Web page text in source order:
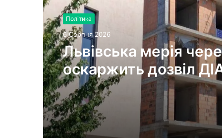
Політика
6 Серпня 2026
Львівська мерія
оскаржить дозвіл
будівництво на вул.
Олесницького